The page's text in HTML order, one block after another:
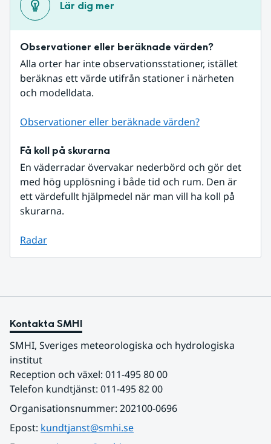
Lär dig mer
Observationer eller beräknade värden?
Alla orter har inte observationsstationer, istället
beräknas ett värde utifrån stationer i närheten
och modelldata.
Observationer eller beräknade värden?
Få koll på skurarna
En väderradar övervakar nederbörd och gör det
med hög upplösning i både tid och rum. Den är
ett värdefullt hjälpmedel när man vill ha koll på
skurarna.
Radar
Kontakta SMHI
SMHI, Sveriges meteorologiska och hydrologiska
institut
Reception och växel: 011-495 80 00
Telefon kundtjänst: 011-495 82 00
Organisationsnummer: 202100-0696
Epost: kundtjanst@smhi.se